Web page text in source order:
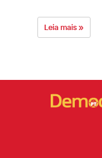
Leia mais »